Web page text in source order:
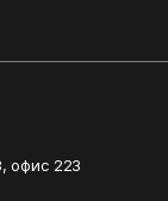
офис 223